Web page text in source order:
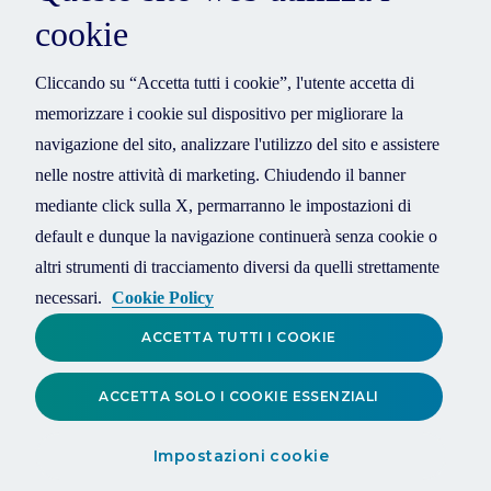
cookie
Cliccando su “Accetta tutti i cookie”, l'utente accetta di
memorizzare i cookie sul dispositivo per migliorare la
navigazione del sito, analizzare l'utilizzo del sito e assistere
nelle nostre attività di marketing. Chiudendo il banner
mediante click sulla X, permarranno le impostazioni di
default e dunque la navigazione continuerà senza cookie o
altri strumenti di tracciamento diversi da quelli strettamente
necessari. Cookie Policy
Impostazioni cookie
ACCETTA SOLO I COOKIE ESSENZIALI
ACCETTA TUTTI I COOKIE